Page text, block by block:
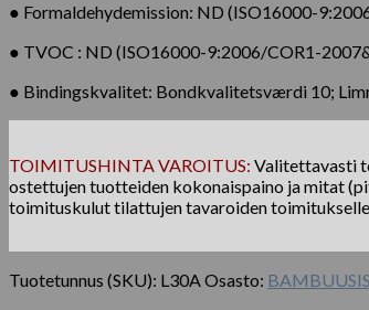
● Formaldehydemission: ND (ISO16000-
● TVOC : ND (ISO16000-9:2006/COR1-
● Bindingskvalitet: Bondkvalitetsværdi 10;
TOIMITUSHINTA VAROITUS: Valitettavasti
ostettujen tuotteiden kokonaispaino ja mitat
toimituskulut tilattujen tavaroiden
Tuotetunnus (SKU): L30AOsasto: